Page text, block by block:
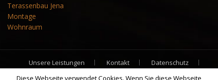
Terassenbau Jena
Montage
Wohnraum
Unsere Leistungen Kontakt
Datenschutz
Diese Webseite verwendet Cookies. Wenn Sie diese Webseite